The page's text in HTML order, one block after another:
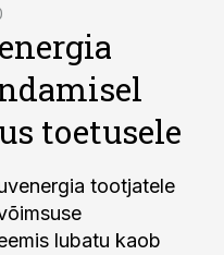
toetusele
tootjatele
lubatu kaob